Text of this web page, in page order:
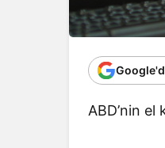
ABD’nin el